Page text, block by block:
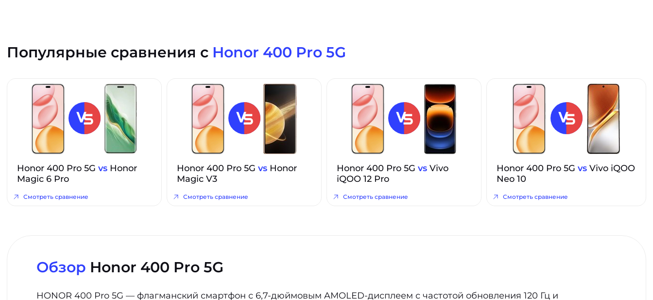
Популярные сравнения с Honor 400 Pro 5G
Honor 400 Pro 5G vs Honor
Magic 6 Pro
Смотреть сравнение
Honor 400 Pro 5G vs Honor
Magic V3
Смотреть сравнение
Honor 400 Pro 5G vs Vivo
iQOO 12 Pro
Смотреть сравнение
Honor 400 Pro 5G vs Vivo iQOO
Neo 10
Смотреть сравнение
Обзор Honor 400 Pro 5G
HONOR 400 Pro 5G — флагманский смартфон с 6,7-дюймовым AMOLED-дисплеем с частотой обновления 120 Гц и